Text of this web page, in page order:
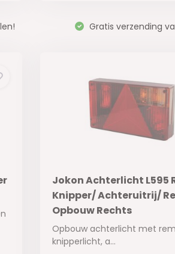
Gratis verzending
Jokon Achterlicht L595
Knipper/ Achteruitrij/
Opbouw Rechts
Opbouw achterlicht met
knipperlicht, a...